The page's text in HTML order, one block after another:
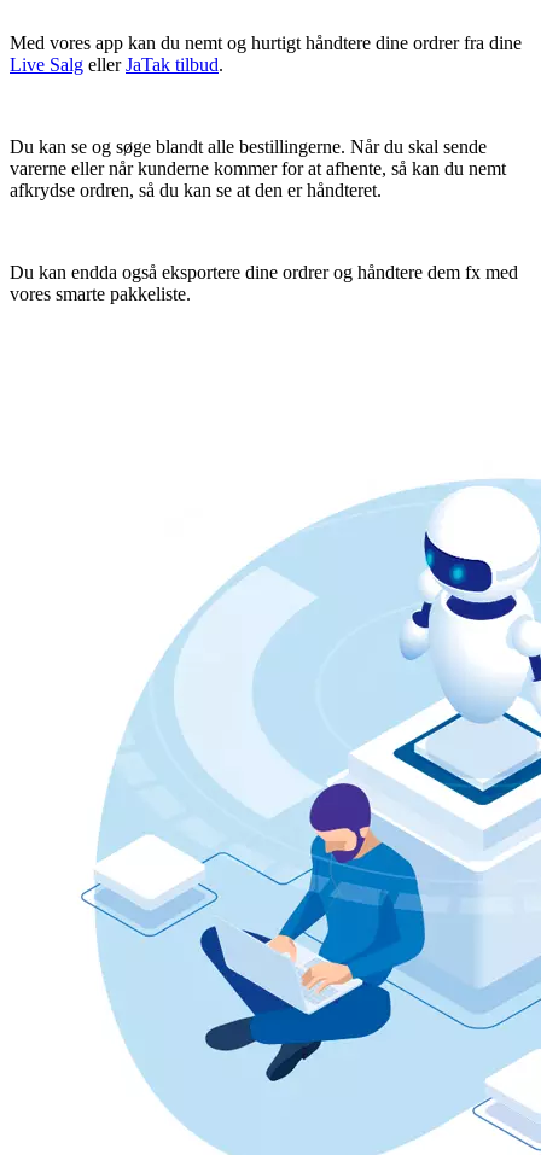
Med vores app kan du nemt og hurtigt håndtere dine ordrer fra dine
Live Salg ellerJaTak tilbud.
Du kan se og søge blandt alle bestillingerne. Når du skal sende
varerne eller når kunderne kommer for at afhente, så kan du nemt
afkrydse ordren, så du kan se at den er håndteret.
Du kan endda også eksportere dine ordrer og håndtere dem fx med
vores smarte pakkeliste.